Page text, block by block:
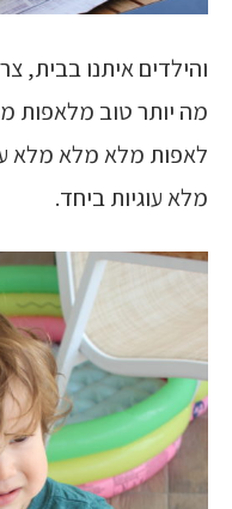
והילדים איתנו בבית,
מה יותר טוב מלאפות
לאפות מלא מלא מלא
מלא עוגיות ביחד.